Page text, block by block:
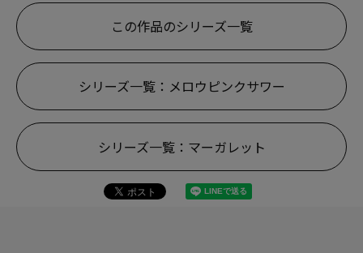
この作品のシリーズ一覧
シリーズ一覧：メロウピンクサワー
シリーズ一覧：マーガレット